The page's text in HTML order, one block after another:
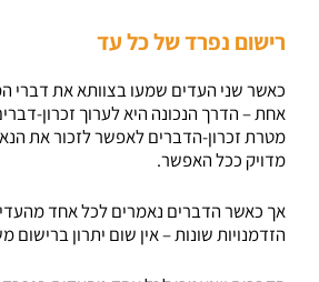
רישום נפרד של כל עד
כאשר שני העדים שמעו בצוותא את דברי
אחת – הדרך הנכונה היא לערוך זכרון-
מטרת זכרון-הדברים לאפשר לזכור את
מדויק ככל האפשר.
אך כאשר הדברים נאמרים לכל אחד
הזדמנויות שונות – אין שום יתרון ברישום